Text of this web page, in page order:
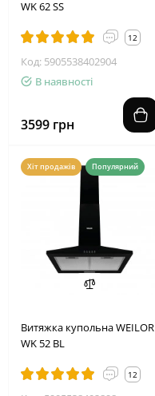
WK 62 SS
12
Код: 5905538402904
В наявності
3599 грн
Хіт продажів Популярний
Витяжка купольна WEILOR
WK 52 BL
12